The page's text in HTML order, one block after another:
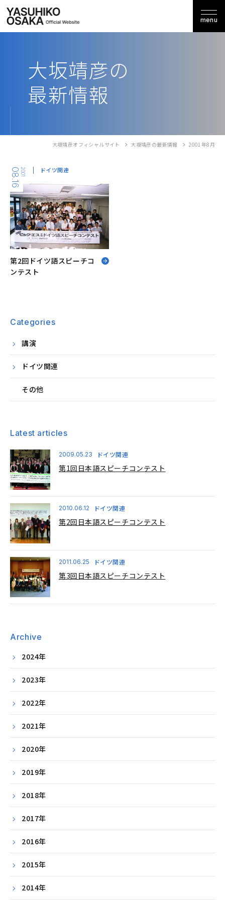
menu
大坂靖彦の
最新情報
大坂靖彦オフィシャルサイト 大坂靖彦の最新情報 2001年8月
08.16 2001 ドイツ関連
第2回ドイツ語スピーチコ
ンテスト
Categories
講演
ドイツ関連
その他
Latest articles
2009.05.23 ドイツ関連
第1回日本語スピーチコンテスト
2010.06.12 ドイツ関連
第2回日本語スピーチコンテスト
2011.06.25 ドイツ関連
第3回日本語スピーチコンテスト
Archive
2024年
2023年
2022年
2021年
2020年
2019年
2018年
2017年
2016年
2015年
2014年